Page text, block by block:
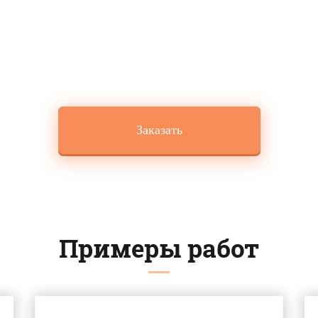
Заказать
Примеры работ